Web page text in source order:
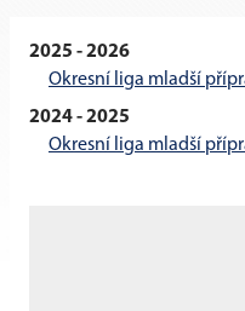
2025 - 2026
Okresní liga mladší
2024 - 2025
Okresní liga mladší